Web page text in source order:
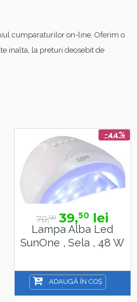
cumparaturilor on-line. Oferim o
inalta, la preturi deosebit de
-44%
70,00 39,50 lei
Lampa Alba Led
SunOne , Sela , 48 W
ADAUGĂ ÎN COȘ